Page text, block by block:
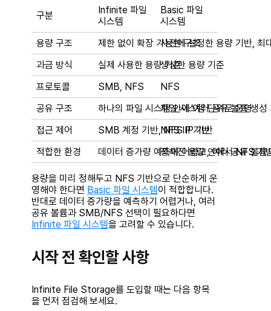
구분
Infinite 파일
시스템
Basic 파일
시스템
용량 구조
제한 없이 확장 가능한 구조사전에 설정한 용량 기반, 최
과금 방식
실제 사용한 용량 기준생성한 용량 기준
프로토콜
SMB, NFS
NFS
공유 구조
하나의 파일 시스템 안에 여러 공유 볼륨 생성
파일 시스템 단위로 운영
접근 제어
SMB 계정 기반, NFS IP 기반
NFS IP 기반
적합한 환경
데이터 증가량 예측이 어렵고, 여러 공유 볼
정해진 용량 안에서 NFS 기
용량을 미리 정해두고 NFS 기반으로 단순하게 운
영해야 한다면 Basic 파일 시스템이 적합합니다.
반대로 데이터 증가량을 예측하기 어렵거나, 여러
공유 볼륨과 SMB/NFS 선택이 필요하다면
Infinite 파일 시스템을 고려할 수 있습니다.
시작 전 확인할 사항
Infinite File Storage를 도입할 때는 다음 항목
을 먼저 점검해 보세요.